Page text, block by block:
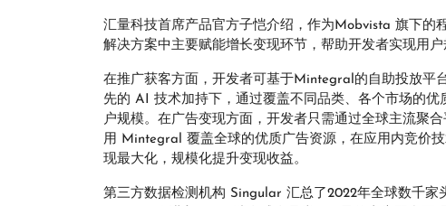
汇量科技首席产品官方子恺介绍，作为Mobvista 旗下
解决方案中主要赋能增长变现环节，帮助开发者实现用户
在推广获客方面，开发者可基于Mintegral的自助投放平
先的 AI 技术加持下，通过覆盖不同品类、各个市场的
户规模。在广告变现方面，开发者只需通过全球主流聚
用 Mintegral 覆盖全球的优质广告资源，在应用内竞价
现最大化，规模化提升变现收益。
第三方数据检测机构 Singular 汇总了2022年全球数千家